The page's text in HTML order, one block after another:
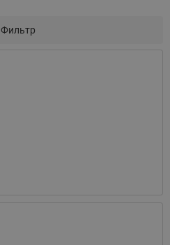
Фильтр